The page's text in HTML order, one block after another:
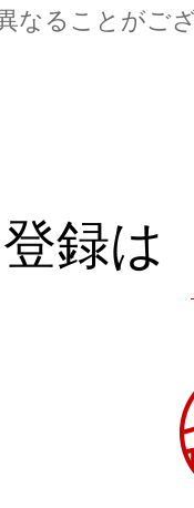
なることがご
録は